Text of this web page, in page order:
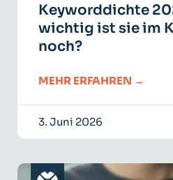
Keyworddichte
wichtig ist sie im
noch?
MEHR ERFAHREN →
3. Juni 2026